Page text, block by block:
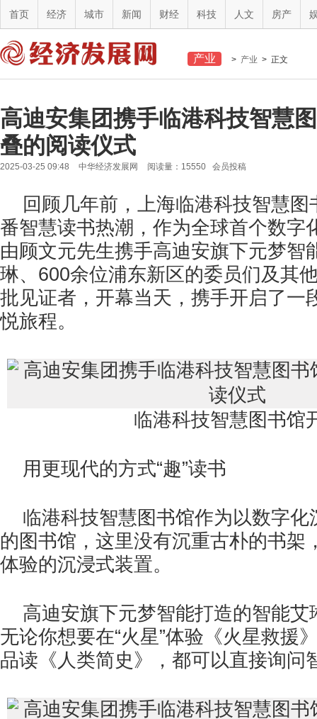
首页 经济 城市 新闻 财经 科技 人文 房产
产业 > 产业 > 正文
高迪安集团携手临港科技智慧
叠的阅读仪式
2025-03-25 09:48 中华经济发展网 阅读量：15550 会员投稿
回顾几年前，上海临港科技智慧
番智慧读书热潮，作为全球首个数字
由顾文元先生携手高迪安旗下元梦智
琳、600余位浦东新区的委员们及其
批见证者，开幕当天，携手开启了一
悦旅程。
临港科技智慧图书馆
用更现代的方式“趣”读书
临港科技智慧图书馆作为以数字化
的图书馆，这里没有沉重古朴的书架
体验的沉浸式装置。
高迪安旗下元梦智能打造的智能艾
无论你想要在“火星”体验《火星救援
品读《人类简史》，都可以直接询问